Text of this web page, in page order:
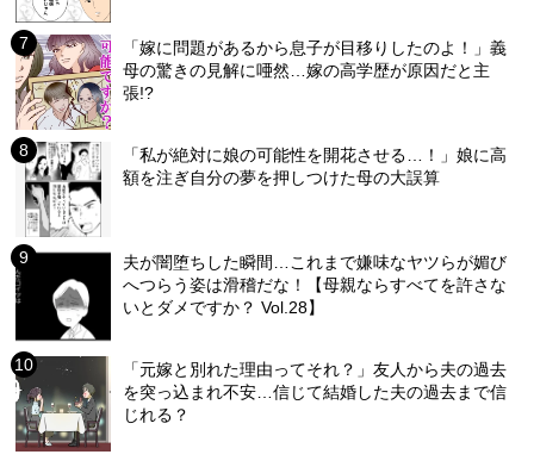
「嫁に問題があるから息子が目移りしたのよ！」義
母の驚きの見解に唖然…嫁の高学歴が原因だと主
張!?
「私が絶対に娘の可能性を開花させる…！」娘に高
額を注ぎ自分の夢を押しつけた母の大誤算
夫が闇堕ちした瞬間…これまで嫌味なヤツらが媚び
へつらう姿は滑稽だな！【母親ならすべてを許さな
いとダメですか？ Vol.28】
「元嫁と別れた理由ってそれ？」友人から夫の過去
を突っ込まれ不安…信じて結婚した夫の過去まで信
じれる？